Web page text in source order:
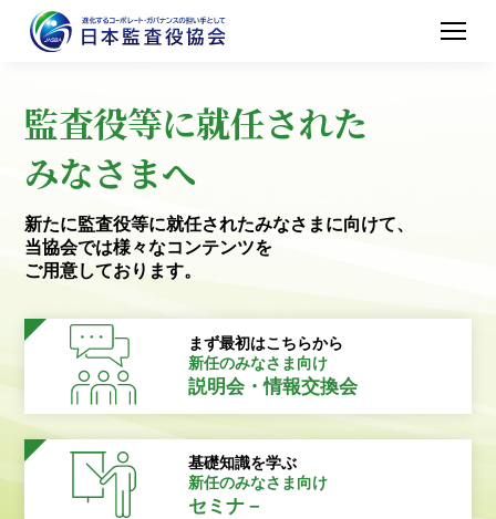
監査役等に就任された
みなさまへ
新たに監査役等に就任されたみなさまに向けて、
当協会では様々なコンテンツを
ご用意しております。
まず最初はこちらから
新任のみなさま向け
説明会・情報交換会
基礎知識を学ぶ
新任のみなさま向け
セミナ－